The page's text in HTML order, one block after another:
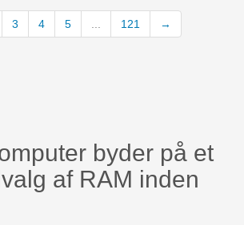
3 4 5 121 →
byder på et
af RAM inden